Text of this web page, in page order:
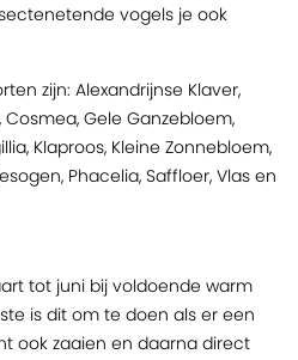
vogels je ook
zijn: Alexandrijnse Klaver,
Cosmea, Gele Ganzebloem,
Klaproos, Kleine Zonnebloem,
Phacelia, Saffloer, Vlas en
tot juni bij voldoende warm
is dit om te doen als er een
ook zaaien en daarna direct